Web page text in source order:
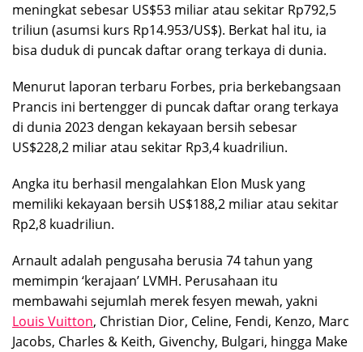
meningkat sebesar US$53 miliar atau sekitar Rp792,5
triliun (asumsi kurs Rp14.953/US$). Berkat hal itu, ia
bisa duduk di puncak daftar orang terkaya di dunia.
Menurut laporan terbaru Forbes, pria berkebangsaan
Prancis ini bertengger di puncak daftar orang terkaya
di dunia 2023 dengan kekayaan bersih sebesar
US$228,2 miliar atau sekitar Rp3,4 kuadriliun.
Angka itu berhasil mengalahkan Elon Musk yang
memiliki kekayaan bersih US$188,2 miliar atau sekitar
Rp2,8 kuadriliun.
Arnault adalah pengusaha berusia 74 tahun yang
memimpin ‘kerajaan’ LVMH. Perusahaan itu
membawahi sejumlah merek fesyen mewah, yakni
Louis Vuitton, Christian Dior, Celine, Fendi, Kenzo, Marc
Jacobs, Charles & Keith, Givenchy, Bulgari, hingga Make